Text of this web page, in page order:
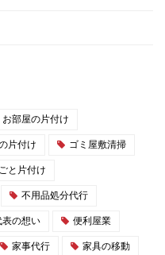
お部屋の片付け
片付け ゴミ屋敷清掃
と片付け
不用品処分代行
表の想い 便利屋業
家事代行 家具の移動